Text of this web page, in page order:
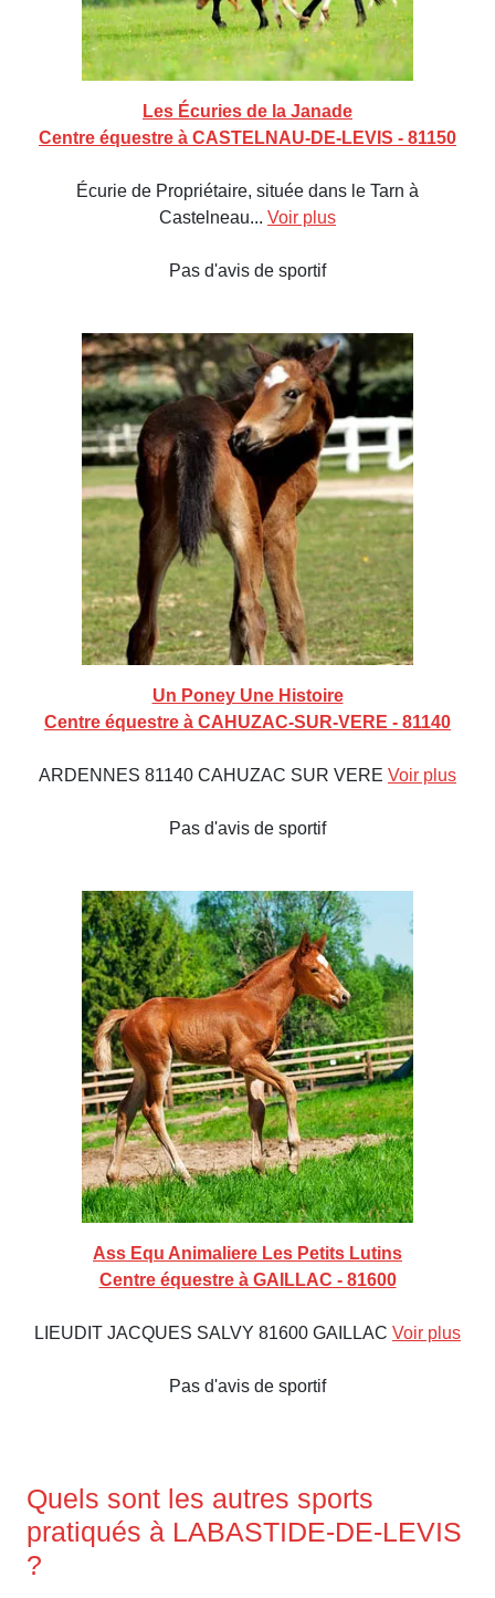
Les Écuries de la Janade
Centre équestre à CASTELNAU-DE-LEVIS - 81150
Écurie de Propriétaire, située dans le Tarn à
Castelneau... Voir plus
Pas d'avis de sportif
Un Poney Une Histoire
Centre équestre à CAHUZAC-SUR-VERE - 81140
ARDENNES 81140 CAHUZAC SUR VERE Voir plus
Pas d'avis de sportif
Ass Equ Animaliere Les Petits Lutins
Centre équestre à GAILLAC - 81600
LIEUDIT JACQUES SALVY 81600 GAILLAC Voir plus
Pas d'avis de sportif
Quels sont les autres sports
pratiqués à LABASTIDE-DE-LEVIS
?